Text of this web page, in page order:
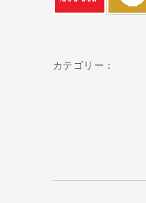
カテゴリー：